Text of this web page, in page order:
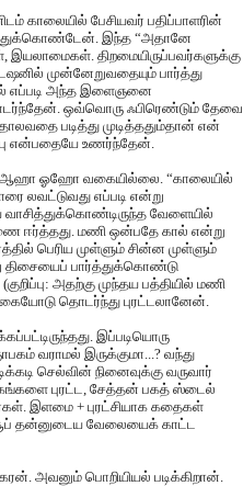
காலையில் பேசியவர் பதிப்பாளரின்
இந்த “அதானே
இயலாமைகள். திறமையிருப்பவர்களுக்கு
முன்னேறுவதையும் பார்த்து
எப்படி அந்த இளைஞனை
ஒவ்வொரு ஃபிரெண்டும் தேவை
படித்து முடித்ததும்தான் என்
என்பதையே உணர்ந்தேன்.
ஆஹா ஓஹோ வகையில்லை. “காலையில்
லவட்டுவது எப்படி என்று
வேளையில்
ஈர்த்தது. மணி ஒன்பதே கால் என்று
பெரிய முள்ளும் சின்ன முள்ளும்
திசையைப் பார்த்துக்கொண்டு
அதற்கு முந்தய பத்தியில் மணி
தொடர்ந்து புரட்டலானேன்.
இப்படியொரு
வராமல் இருக்குமா...? வந்து
செல்வின் நினைவுக்கு வருவார்
புரட்ட, சேத்தன் பகத் ஸ்டைல்
இளமை + புரட்சியாக கதைகள்
தன்னுடைய வேலையைக் காட்ட
அவனும் பொறியியல் படிக்கிறான்.